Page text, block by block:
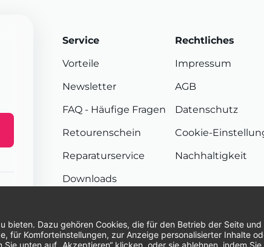
Service
Vorteile
Newsletter
FAQ - Häufige Fragen
Retourenschein
Reparaturservice
Downloads
Rechtliches
Impressum
AGB
Datenschutz
Cookie-
Nachhaltigkeit